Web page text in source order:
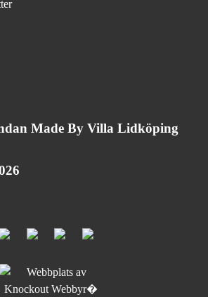
Made By Villa Lidköping